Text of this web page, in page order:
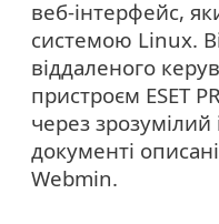
веб-інтерфейс,
системою Linux.
віддаленого
пристроєм ESET
через
документі
Webmin.